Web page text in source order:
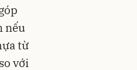
nếu
từ
với